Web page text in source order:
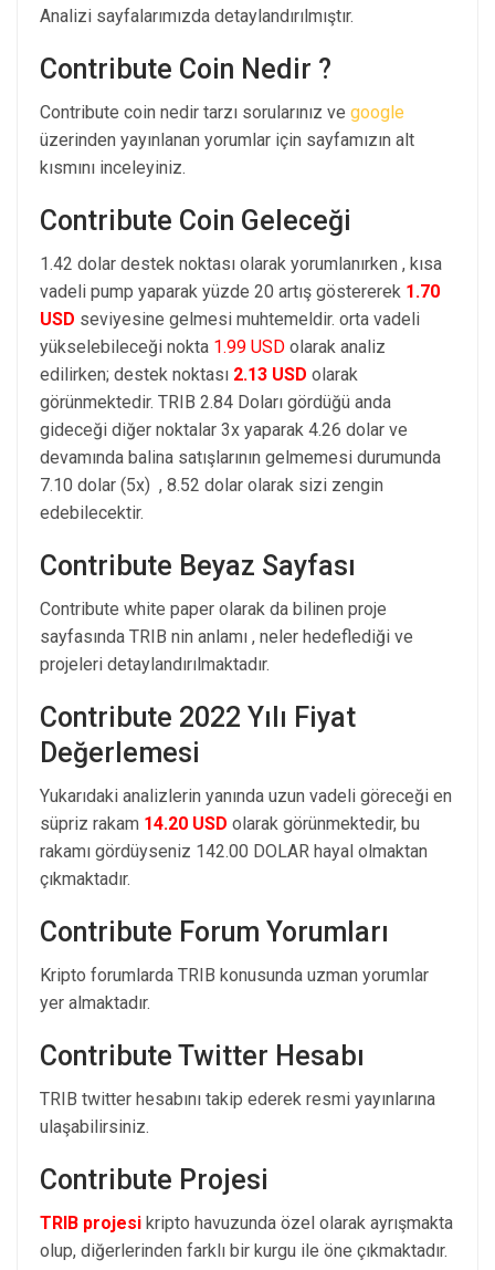
Analizi sayfalarımızda detaylandırılmıştır.
Contribute Coin Nedir ?
Contribute coin nedir tarzı sorularınız ve google
üzerinden yayınlanan yorumlar için sayfamızın alt
kısmını inceleyiniz.
Contribute Coin Geleceği
1.42 dolar destek noktası olarak yorumlanırken , kısa
vadeli pump yaparak yüzde 20 artış göstererek 1.70
USD seviyesine gelmesi muhtemeldir. orta vadeli
yükselebileceği nokta 1.99 USD olarak analiz
edilirken; destek noktası 2.13 USD olarak
görünmektedir. TRIB 2.84 Doları gördüğü anda
gideceği diğer noktalar 3x yaparak 4.26 dolar ve
devamında balina satışlarının gelmemesi durumunda
7.10 dolar (5x) , 8.52 dolar olarak sizi zengin
edebilecektir.
Contribute Beyaz Sayfası
Contribute white paper olarak da bilinen proje
sayfasında TRIB nin anlamı , neler hedeflediği ve
projeleri detaylandırılmaktadır.
Contribute 2022 Yılı Fiyat
Değerlemesi
Yukarıdaki analizlerin yanında uzun vadeli göreceği en
süpriz rakam 14.20 USD olarak görünmektedir, bu
rakamı gördüyseniz 142.00 DOLAR hayal olmaktan
çıkmaktadır.
Contribute Forum Yorumları
Kripto forumlarda TRIB konusunda uzman yorumlar
yer almaktadır.
Contribute Twitter Hesabı
TRIB twitter hesabını takip ederek resmi yayınlarına
ulaşabilirsiniz.
Contribute Projesi
TRIB projesi kripto havuzunda özel olarak ayrışmakta
olup, diğerlerinden farklı bir kurgu ile öne çıkmaktadır.